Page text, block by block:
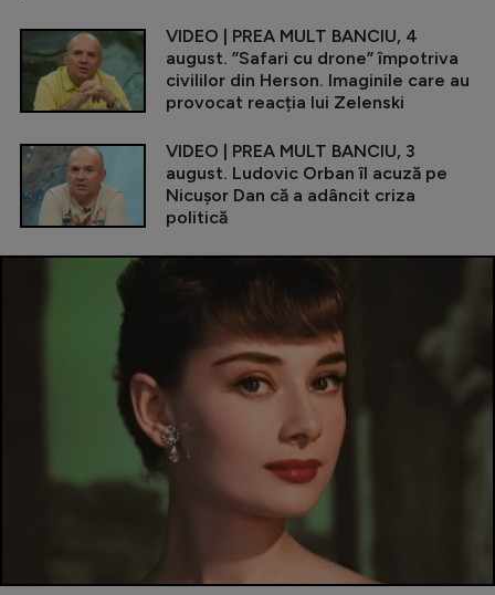
VIDEO | PREA MULT BANCIU, 4
august. ”Safari cu drone” împotriva
civililor din Herson. Imaginile care au
provocat reacția lui Zelenski
VIDEO | PREA MULT BANCIU, 3
august. Ludovic Orban îl acuză pe
Nicușor Dan că a adâncit criza
politică